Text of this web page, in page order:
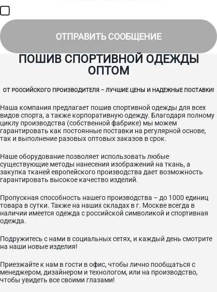
ОТПРАВИТЬ СООБЩЕНИЕ
ПОШИВ СПОРТИВНОЙ ОДЕЖДЫ
ОПТОМ
ОТ РОССИЙСКОГО ПРОИЗВОДИТЕЛЯ – ЛУЧШИЕ ЦЕНЫ И НАДЕЖНЫЕ ПОСТАВКИ!
Наша компания предлагает пошив спортивной одежды для всех
видов спорта, а также корпоративную одежду. Благодаря полному
циклу производства (собственной фабрике) мы можем
гарантировать как постоянные поставки на регулярной основе,
так и выполнение разовых оптовых заказов в срок.
Наше оборудование позволяет использовать любые
существующие методы нанесения изображений на ткань, а
закупка тканей европейского производства дает возможность
гарантировать высокое качество изделий.
Пропускная способность нашего производства – до 1000 единиц
товара в сутки. Также на наших складах в г. Москве всегда в
наличии имеется одежда с российской символикой и спортивная
одежда.
Подружитесь с нами в социальных сетях, и каждый день смотрите
на наши новые изделия!
Приезжайте к нам в гости в офис, чтобы лично пообщаться с
менеджером, дизайнером и технологом, или на производство,
чтобы увидеть все своими глазами!